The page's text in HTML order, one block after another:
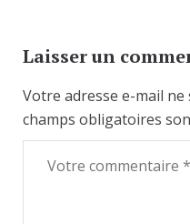
Laisser un
Votre adresse e-mail ne
champs obligatoires